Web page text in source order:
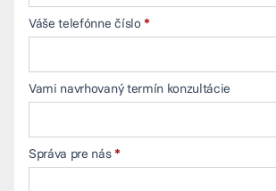
Váše telefónne číslo
Vami navrhovaný termín konzultácie
Správa pre nás